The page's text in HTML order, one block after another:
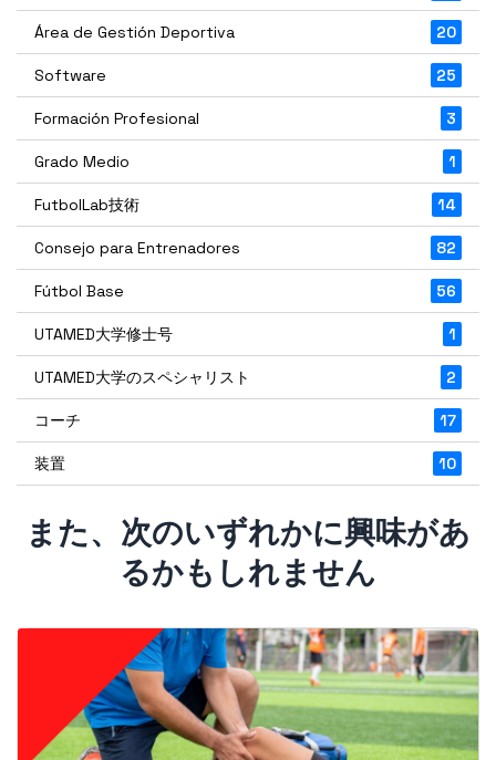
Área de Gestión Deportiva 20
Software 25
Formación Profesional 3
Grado Medio 1
FutbolLab技術 14
Consejo para Entrenadores 82
Fútbol Base 56
UTAMED大学修士号 1
UTAMED大学のスペシャリスト 2
コーチ 17
装置 10
また、次のいずれかに興味があ
るかもしれません